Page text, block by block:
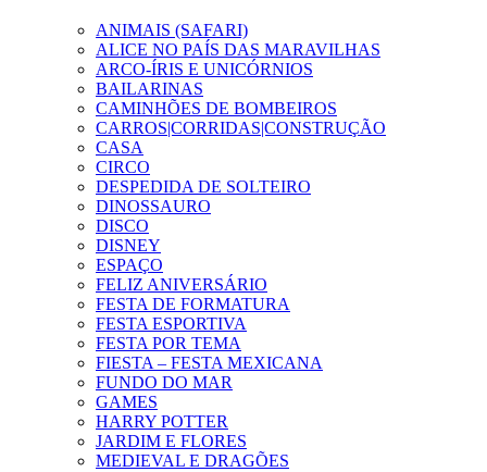
ANIMAIS (SAFARI)
ALICE NO PAÍS DAS MARAVILHAS
ARCO-ÍRIS E UNICÓRNIOS
BAILARINAS
CAMINHÕES DE BOMBEIROS
CARROS|CORRIDAS|CONSTRUÇÃO
CASA
CIRCO
DESPEDIDA DE SOLTEIRO
DINOSSAURO
DISCO
DISNEY
ESPAÇO
FELIZ ANIVERSÁRIO
FESTA DE FORMATURA
FESTA ESPORTIVA
FESTA POR TEMA
FIESTA – FESTA MEXICANA
FUNDO DO MAR
GAMES
HARRY POTTER
JARDIM E FLORES
MEDIEVAL E DRAGÕES